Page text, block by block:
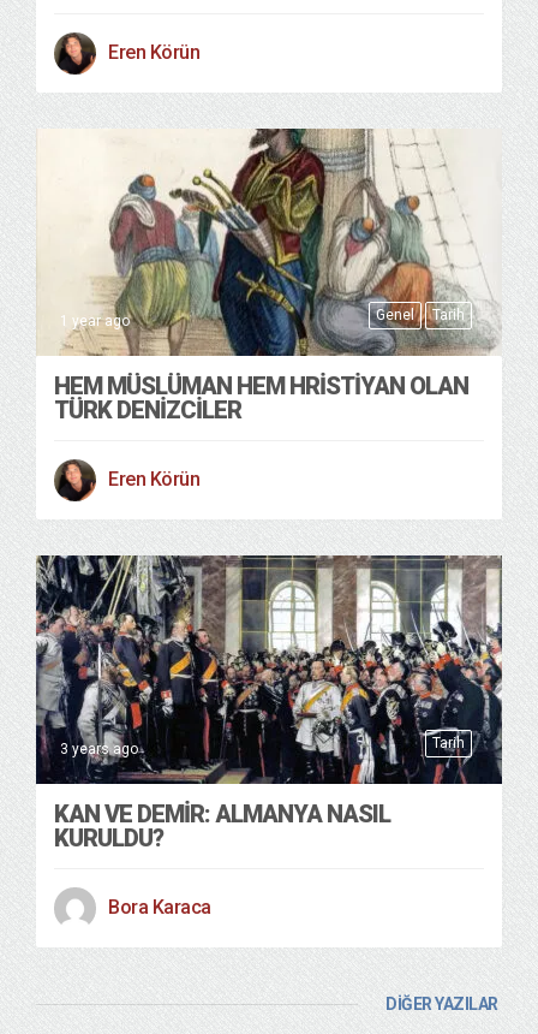
Eren Körün
Genel Tarih
1 year ago
HEM MÜSLÜMAN HEM HRISTIYAN OLAN
TÜRK DENIZCILER
Eren Körün
Tarih
3 years ago
KAN VE DEMIR: ALMANYA NASIL
KURULDU?
Bora Karaca
DİĞER YAZILAR